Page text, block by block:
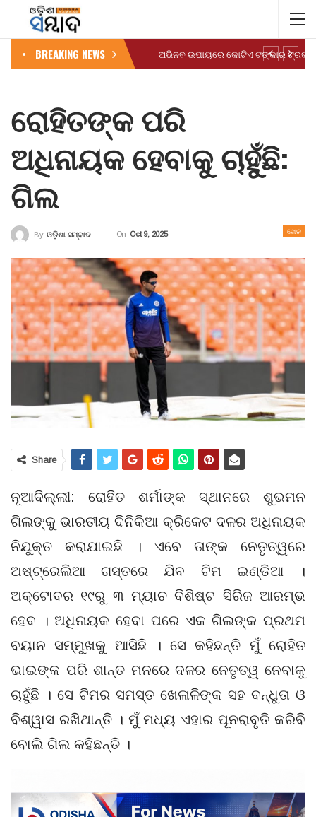
BREAKING NEWS
ରୋହିତଙ୍କ ପରି
ଅଧିନାୟକ ହେବାକୁ ଚାହୁଁଛି:
ଗିଲ
ଖେଳ
By ଓଡ଼ିଶା ସମ୍ବାଦ On Oct 9, 2025
Share
ନୂଆଦିଲ୍ଲୀ: ରୋହିତ ଶର୍ମାଙ୍କ ସ୍ଥାନରେ ଶୁଭମନ
ଗିଲଙ୍କୁ ଭାରତୀୟ ଦିନିକିଆ କ୍ରିକେଟ ଦଳର ଅଧିନାୟକ
ନିଯୁକ୍ତ କରାଯାଇଛି । ଏବେ ତାଙ୍କ ନେତୃତ୍ୱରେ
ଅଷ୍ଟ୍ରେଲିଆ ଗସ୍ତରେ ଯିବ ଟିମ ଇଣ୍ଡିଆ ।
ଅକ୍ଟୋବର ୧୯ରୁ ୩ ମ୍ୟାଚ ବିଶିଷ୍ଟ ସିରିଜ ଆରମ୍ଭ
ହେବ । ଅଧିନାୟକ ହେବା ପରେ ଏକ ଗିଲଙ୍କ ପ୍ରଥମ
ବୟାନ ସମ୍ମୁଖକୁ ଆସିଛି । ସେ କହିଛନ୍ତି ମୁଁ ରୋହିତ
ଭାଇଙ୍କ ପରି ଶାନ୍ତ ମନରେ ଦଳର ନେତୃତ୍ୱ ନେବାକୁ
ଚାହୁଁଛି । ସେ ଟିମର ସମସ୍ତ ଖେଳାଳିଙ୍କ ସହ ବନ୍ଧୁତା ଓ
ବିଶ୍ୱାସ ରଖିଥାନ୍ତି । ମୁଁ ମଧ୍ୟ ଏହାର ପୂନରାବୃତି କରିବି
ବୋଲି ଗିଲ କହିଛନ୍ତି ।